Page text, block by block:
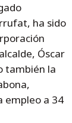
ha sido
Óscar
también la
empleo a 34